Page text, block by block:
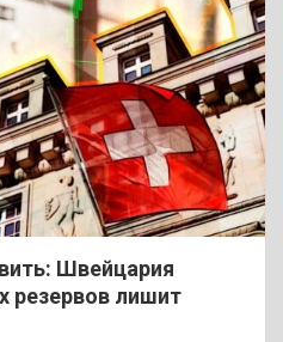
Швейцария
резервов лишит